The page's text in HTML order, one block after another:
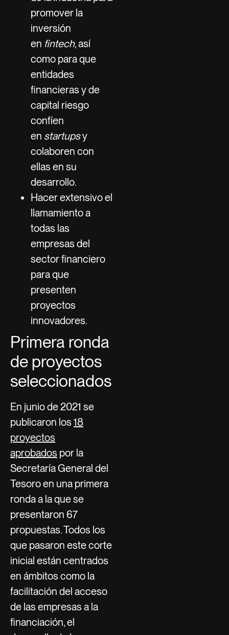
promover la
inversión
en fintech, así
como para que
entidades
financieras y de
capital riesgo
confíen
en startupsy
colaboren con
ellas en su
desarrollo.
Hacer extensivo el
llamamiento a
todas las
empresas del
sector financiero
para que
presenten
proyectos
innovadores.
Primera ronda
de proyectos
seleccionados
En junio de 2021 se
publicaron los 18
proyectos
aprobados por la
Secretaría General del
Tesoro en una primera
ronda a la que se
presentaron 67
propuestas. Todos los
que pasaron este corte
inicial están centrados
en ámbitos como la
facilitación del acceso
de las empresas a la
financiación, el